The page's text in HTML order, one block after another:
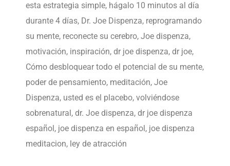
esta estrategia simple, hágalo 10 minutos al día
durante 4 días, Dr. Joe Dispenza, reprogramando
su mente, reconecte su cerebro, Joe dispenza,
motivación, inspiración, dr joe dispenza, dr joe,
Cómo desbloquear todo el potencial de su mente,
poder de pensamiento, meditación, Joe
Dispenza, usted es el placebo, volviéndose
sobrenatural, dr. Joe dispenza, dr joe dispenza
español, joe dispenza en español, joe dispenza
meditacion, ley de atracción